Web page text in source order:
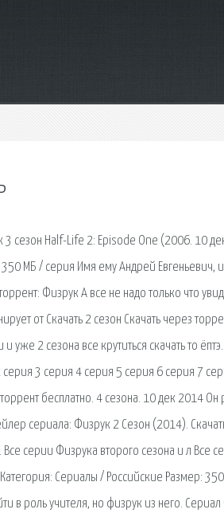
3 сезон Half-Life 2: Episode One (2006. 10
МБ / серия Имя ему Андрей Евгеньевич,
Физрук А все не надо только что
от Скачать 2 сезон Скачать через
уже 2 сезона все крутиться скачать то
3 серия 4 серия 5 серия 6 серия 7
бесплатно. 4 сезона. 10 дек 2014 Он
сериала: Физрук 2 Сезон (2014).
серии Физрука второго сезона и л Все
Сериалы / Российские Размер:
в роль учителя, но физрук из него.